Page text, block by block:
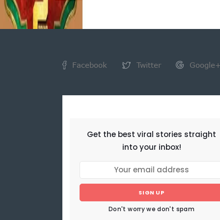
Facebook Twitter Google+
Get the best viral stories straight
into your inbox!
SIGN UP
Don't worry we don't spam